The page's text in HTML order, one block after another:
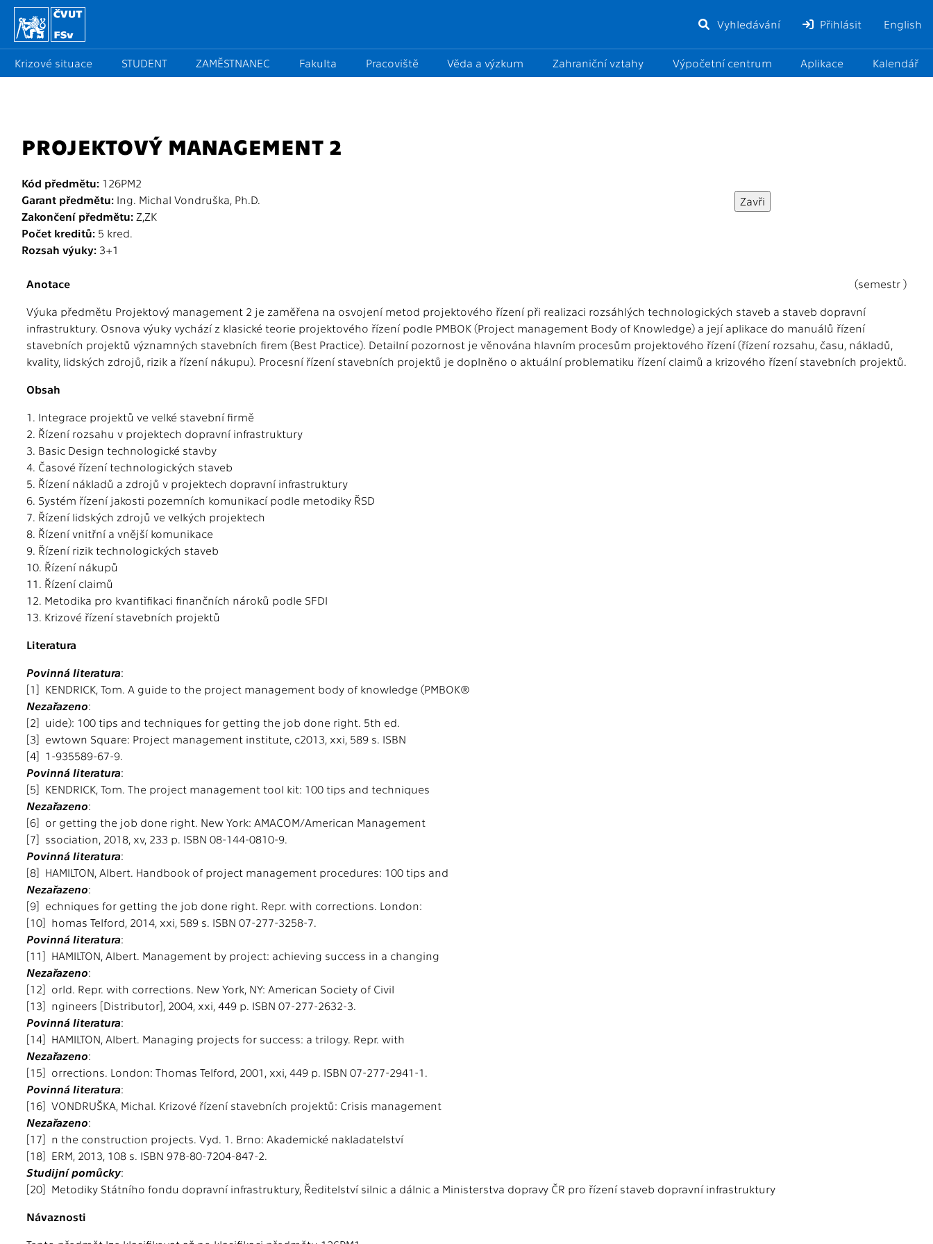
Vyhledávání Přihlásit English
Krizové situace STUDENT ZAMĚSTNANEC Fakulta Pracoviště Věda a výzkum Zahraniční vztahy Výpočetní centrum Aplikace Kalendář
PROJEKTOVÝ MANAGEMENT 2
Kód předmětu: 126PM2
Garant předmětu: Ing. Michal Vondruška, Ph.D.
Zakončení předmětu: Z,ZK
Počet kreditů: 5 kred.
Rozsah výuky: 3+1
Anotace (semestr )
Výuka předmětu Projektový management 2 je zaměřena na osvojení metod projektového řízení při realizaci rozsáhlých technologických staveb a staveb dopravní
infrastruktury. Osnova výuky vychází z klasické teorie projektového řízení podle PMBOK (Project management Body of Knowledge) a její aplikace do manuálů řízení
stavebních projektů významných stavebních firem (Best Practice). Detailní pozornost je věnována hlavním procesům projektového řízení (řízení rozsahu, času, nákladů,
kvality, lidských zdrojů, rizik a řízení nákupu). Procesní řízení stavebních projektů je doplněno o aktuální problematiku řízení claimů a krizového řízení stavebních projektů.
Obsah
1. Integrace projektů ve velké stavební firmě
2. Řízení rozsahu v projektech dopravní infrastruktury
3. Basic Design technologické stavby
4. Časové řízení technologických staveb
5. Řízení nákladů a zdrojů v projektech dopravní infrastruktury
6. Systém řízení jakosti pozemních komunikací podle metodiky ŘSD
7. Řízení lidských zdrojů ve velkých projektech
8. Řízení vnitřní a vnější komunikace
9. Řízení rizik technologických staveb
10. Řízení nákupů
11. Řízení claimů
12. Metodika pro kvantifikaci finančních nároků podle SFDI
13. Krizové řízení stavebních projektů
Literatura
Povinná literatura:
[1] KENDRICK, Tom. A guide to the project management body of knowledge (PMBOK®
Nezařazeno:
[2] uide): 100 tips and techniques for getting the job done right. 5th ed.
[3] ewtown Square: Project management institute, c2013, xxi, 589 s. ISBN
[4] 1-935589-67-9.
Povinná literatura:
[5] KENDRICK, Tom. The project management tool kit: 100 tips and techniques
Nezařazeno:
[6] or getting the job done right. New York: AMACOM/American Management
[7] ssociation, 2018, xv, 233 p. ISBN 08-144-0810-9.
Povinná literatura:
[8] HAMILTON, Albert. Handbook of project management procedures: 100 tips and
Nezařazeno:
[9] echniques for getting the job done right. Repr. with corrections. London:
[10] homas Telford, 2014, xxi, 589 s. ISBN 07-277-3258-7.
Povinná literatura:
[11] HAMILTON, Albert. Management by project: achieving success in a changing
Nezařazeno:
[12] orld. Repr. with corrections. New York, NY: American Society of Civil
[13] ngineers [Distributor], 2004, xxi, 449 p. ISBN 07-277-2632-3.
Povinná literatura:
[14] HAMILTON, Albert. Managing projects for success: a trilogy. Repr. with
Nezařazeno:
[15] orrections. London: Thomas Telford, 2001, xxi, 449 p. ISBN 07-277-2941-1.
Povinná literatura:
[16] VONDRUŠKA, Michal. Krizové řízení stavebních projektů: Crisis management
Nezařazeno:
[17] n the construction projects. Vyd. 1. Brno: Akademické nakladatelství
[18] ERM, 2013, 108 s. ISBN 978-80-7204-847-2.
Studijní pomůcky:
[20] Metodiky Státního fondu dopravní infrastruktury, Ředitelství silnic a dálnic a Ministerstva dopravy ČR pro řízení staveb dopravní infrastruktury
Návaznosti